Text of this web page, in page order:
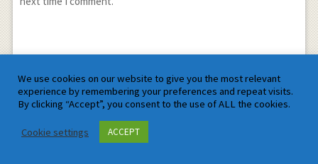
Sign me up for the newsletter!
We use cookies on our website to give you the most relevant
experience by remembering your preferences and repeat visits.
By clicking “Accept”, you consent to the use of ALL the cookies.
Cookie settings ACCEPT